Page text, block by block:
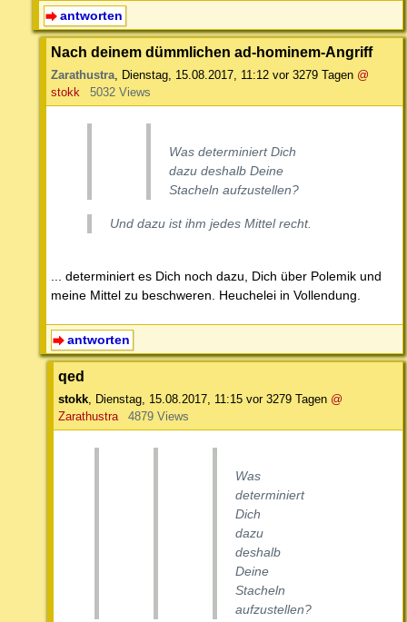
antworten
Nach deinem dümmlichen ad-hominem-Angriff
Zarathustra, Dienstag, 15.08.2017, 11:12 vor 3279 Tagen @
stokk
5032 Views
Was determiniert Dich
dazu deshalb Deine
Stacheln aufzustellen?
Und dazu ist ihm jedes Mittel recht.
... determiniert es Dich noch dazu, Dich über Polemik und
meine Mittel zu beschweren. Heuchelei in Vollendung.
antworten
qed
stokk Dienstag, 15.08.2017, 11:15 vor 3279 Tagen @
Zarathustra
4879 Views
Was
determiniert
Dich
dazu
deshalb
Deine
Stacheln
aufzustellen?